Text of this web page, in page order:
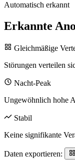
Automatisch erkannt
Erkannte
Gleichmäßige
Störungen verteilen
Nacht-Peak
Ungewöhnlich hohe
Stabil
Keine signifikante
Daten exportieren: